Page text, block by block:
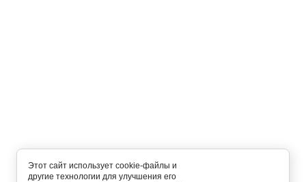
Этот сайт использует cookie-файлы и
другие технологии для улучшения его